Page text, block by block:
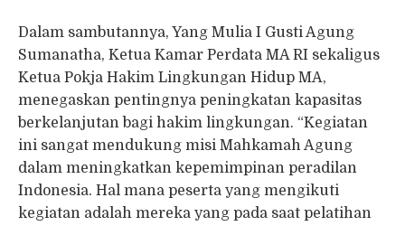
Dalam sambutannya, Yang Mulia I Gusti Agung
Sumanatha, Ketua Kamar Perdata MA RI sekaligus
Ketua Pokja Hakim Lingkungan Hidup MA,
menegaskan pentingnya peningkatan kapasitas
berkelanjutan bagi hakim lingkungan. “Kegiatan
ini sangat mendukung misi Mahkamah Agung
dalam meningkatkan kepemimpinan peradilan
Indonesia. Hal mana peserta yang mengikuti
kegiatan adalah mereka yang pada saat pelatihan